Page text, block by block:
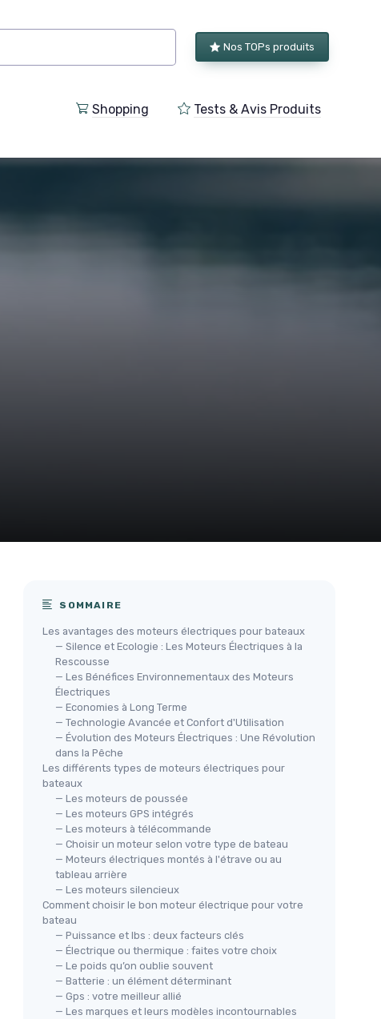
Nos TOPs produits
Shopping Tests & Avis Produits
SOMMAIRE
Les avantages des moteurs électriques pour bateaux
— Silence et Ecologie : Les Moteurs Électriques à la
Rescousse
— Les Bénéfices Environnementaux des Moteurs
Électriques
— Economies à Long Terme
— Technologie Avancée et Confort d'Utilisation
— Évolution des Moteurs Électriques : Une Révolution
dans la Pêche
Les différents types de moteurs électriques pour
bateaux
— Les moteurs de poussée
— Les moteurs GPS intégrés
— Les moteurs à télécommande
— Choisir un moteur selon votre type de bateau
— Moteurs électriques montés à l'étrave ou au
tableau arrière
— Les moteurs silencieux
Comment choisir le bon moteur électrique pour votre
bateau
— Puissance et lbs : deux facteurs clés
— Électrique ou thermique : faites votre choix
— Le poids qu’on oublie souvent
— Batterie : un élément déterminant
— Gps : votre meilleur allié
— Les marques et leurs modèles incontournables